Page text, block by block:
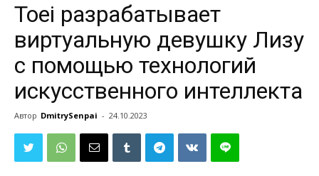
Toei разрабатывает
виртуальную девушку Лизу
с помощью технологий
искусственного интеллекта
Автор DmitrySenpai - 24.10.2023